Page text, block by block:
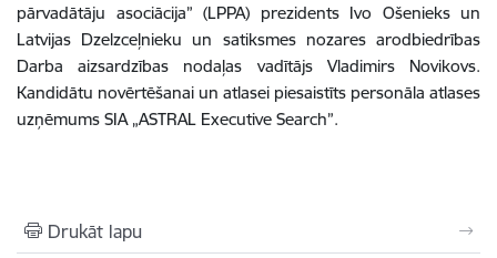
pārvadātāju asociācija” (LPPA) prezidents Ivo Ošenieks un
Latvijas Dzelzceļnieku un satiksmes nozares arodbiedrības
Darba aizsardzības nodaļas vadītājs Vladimirs Novikovs.
Kandidātu novērtēšanai un atlasei piesaistīts personāla atlases
uzņēmums SIA „ASTRAL Executive Search”.
Drukāt lapu